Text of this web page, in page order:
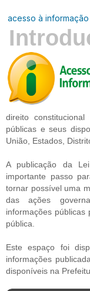
acesso à informação
direito
públicas e seus
União, Estados,
A publicação da
importante passo
tornar possível uma
das ações
informações públicas
pública.
Este espaço foi
informações
disponíveis na